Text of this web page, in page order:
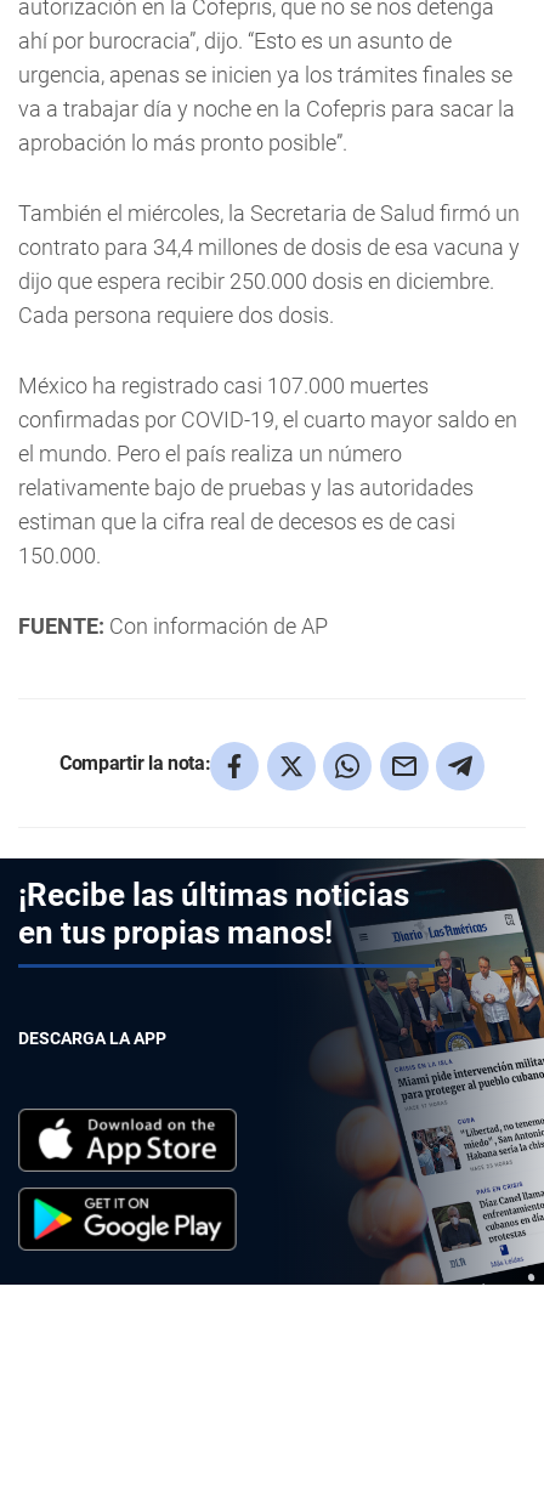
autorización en la Cofepris, que no se nos detenga
ahí por burocracia”, dijo. “Esto es un asunto de
urgencia, apenas se inicien ya los trámites finales se
va a trabajar día y noche en la Cofepris para sacar la
aprobación lo más pronto posible”.
También el miércoles, la Secretaria de Salud firmó un
contrato para 34,4 millones de dosis de esa vacuna y
dijo que espera recibir 250.000 dosis en diciembre.
Cada persona requiere dos dosis.
México ha registrado casi 107.000 muertes
confirmadas por COVID-19, el cuarto mayor saldo en
el mundo. Pero el país realiza un número
relativamente bajo de pruebas y las autoridades
estiman que la cifra real de decesos es de casi
150.000.
FUENTE: Con información de AP
Compartir la nota:
¡Recibe las últimas noticias
en tus propias manos!
DESCARGA LA APP